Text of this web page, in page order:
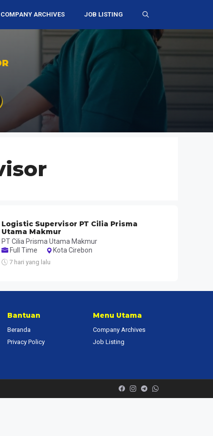
COMPANY ARCHIVES JOB LISTING
Logistic Supervisor PT Cilia Prisma
Utama Makmur
PT Cilia Prisma Utama Makmur
Full Time
Kota Cirebon
7 hari yang lalu
Bantuan
Beranda
Privacy Policy
Menu Utama
Company Archives
Job Listing